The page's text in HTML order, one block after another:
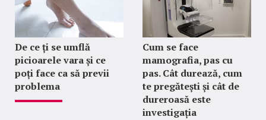
De ce ți se umflă
picioarele vara și ce
poți face ca să previi
problema
Cum se face
mamografia, pas cu
pas. Cât durează, cum
te pregătești și cât de
dureroasă este
investigația